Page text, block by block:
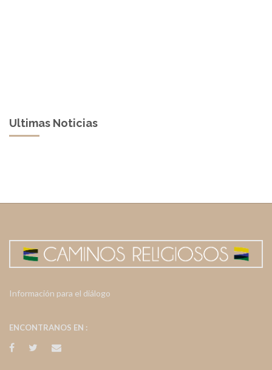
Ultimas Noticias
Información para el diálogo
ENCONTRANOS EN :